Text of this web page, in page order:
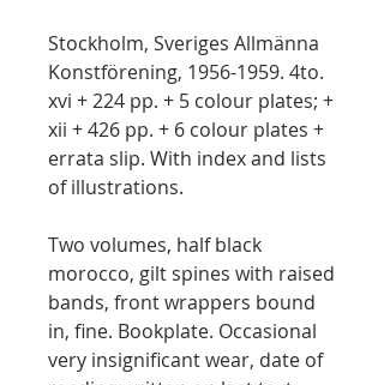
Stockholm, Sveriges Allmänna
Konstförening, 1956-1959. 4to.
xvi + 224 pp. + 5 colour plates; +
xii + 426 pp. + 6 colour plates +
errata slip. With index and lists
of illustrations.
Two volumes, half black
morocco, gilt spines with raised
bands, front wrappers bound
in, fine. Bookplate. Occasional
very insignificant wear, date of